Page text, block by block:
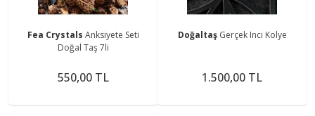
Fea Crystals Anksiyete Seti
Doğal Taş 7li
550,00 TL
Doğaltaş Gerçek Inci Kolye
1.500,00 TL